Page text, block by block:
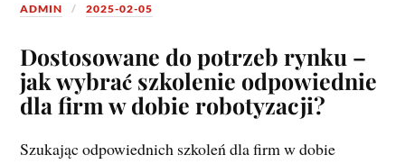
ADMIN 2025-02-05
Dostosowane do potrzeb rynku –
jak wybrać szkolenie odpowiednie
dla firm w dobie robotyzacji?
Szukając odpowiednich szkoleń dla firm w dobie